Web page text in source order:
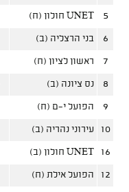
5 UNET חולון (ח)
6 בני הרצליה (ב)
7 ראשון לציון (ח)
8 נס ציונה (ב)
9 הפועל י-ם (ח)
10 עירוני נהריה (ב)
16 UNET חולון (ב)
12 הפועל אילת (ח)